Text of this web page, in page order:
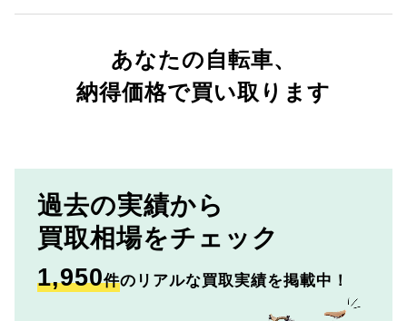
あなたの自転車、
納得価格で買い取ります
過去の実績から
買取相場をチェック
1,950件のリアルな買取実績を掲載中！